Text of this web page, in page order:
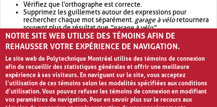
Vérifiez que l'orthographe est correcte.
Supprimez les guillemets autour des expressions pour
rechercher chaque mot séparément. garage à véloretournera
souvent plus de résultat que"garage à vélo".
Envisagez d'élargir votre recherche avec OR.garage OR vélo
retournera souvent plus de résultat quegarage à vélo
NOTRE SITE WEB UTILISE DES TÉMOINS AFIN DE
REHAUSSER VOTRE EXPÉRIENCE DE NAVIGATION.
Le site web de Polytechnique Montréal utilise des témoins de connexion
afin de recueillir des statistiques générales et offrir une meilleure
expérience à ses visiteurs. En naviguant sur le site, vous acceptez
l’utilisation de ces témoins selon les modalités spécifiées aux conditions
d’utilisation. Vous pouvez refuser les témoins de connexion en modifiant
vos paramètres de navigation. Pour en savoir plus sur le recours aux